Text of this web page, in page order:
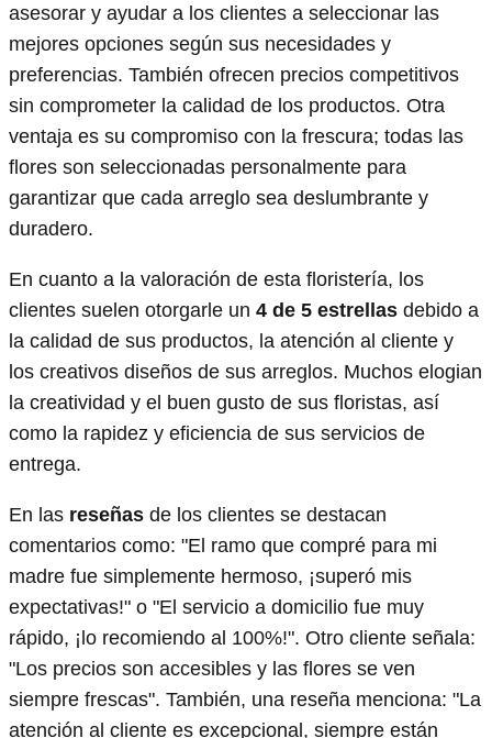
asesorar y ayudar a los clientes a seleccionar las
mejores opciones según sus necesidades y
preferencias. También ofrecen precios competitivos
sin comprometer la calidad de los productos. Otra
ventaja es su compromiso con la frescura; todas las
flores son seleccionadas personalmente para
garantizar que cada arreglo sea deslumbrante y
duradero.
En cuanto a la valoración de esta floristería, los
clientes suelen otorgarle un 4 de 5 estrellas debido a
la calidad de sus productos, la atención al cliente y
los creativos diseños de sus arreglos. Muchos elogian
la creatividad y el buen gusto de sus floristas, así
como la rapidez y eficiencia de sus servicios de
entrega.
En las reseñas de los clientes se destacan
comentarios como: "El ramo que compré para mi
madre fue simplemente hermoso, ¡superó mis
expectativas!" o "El servicio a domicilio fue muy
rápido, ¡lo recomiendo al 100%!". Otro cliente señala:
"Los precios son accesibles y las flores se ven
siempre frescas". También, una reseña menciona: "La
atención al cliente es excepcional, siempre están